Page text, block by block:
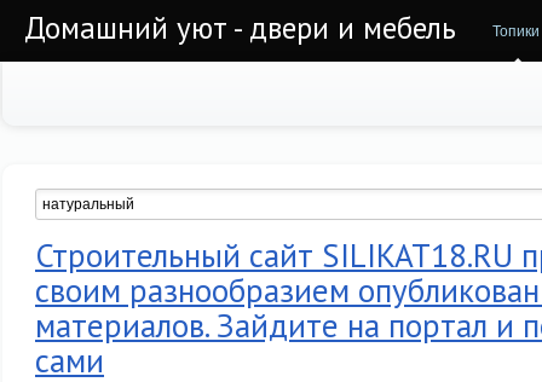
Домашний уют - двери и мебель Топики
Строительный сайт SILIKAT18.RU
своим разнообразием
материалов. Зайдите на портал и
сами